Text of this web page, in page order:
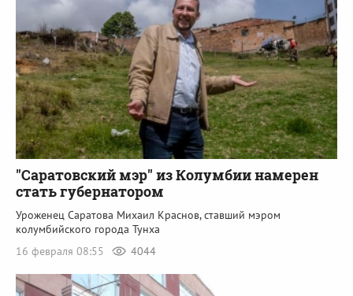
"Саратовский мэр" из Колумбии намерен
стать губернатором
Уроженец Саратова Михаил Краснов, ставший мэром
колумбийского города Тунха
16 февраля 08:55
4044